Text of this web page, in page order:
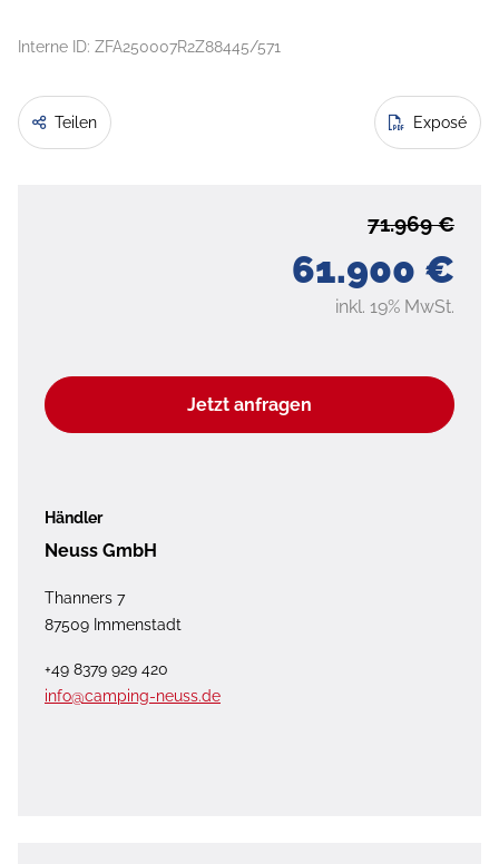
Interne ID: ZFA250007R2Z88445/571
Teilen Exposé
61.900 €
71.969 €
inkl. 19% MwSt.
Jetzt anfragen
Händler
Neuss GmbH
Thanners 7
87509 Immenstadt
+49 8379 929 420
info@camping-neuss.de